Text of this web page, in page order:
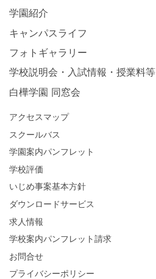
学園紹介
キャンパスライフ
フォトギャラリー
学校説明会・入試情報・授業料等
白樺学園 同窓会
アクセスマップ
スクールバス
学園案内パンフレット
学校評価
いじめ事案基本方針
ダウンロードサービス
求人情報
学校案内パンフレット請求
お問合せ
プライバシーポリシー